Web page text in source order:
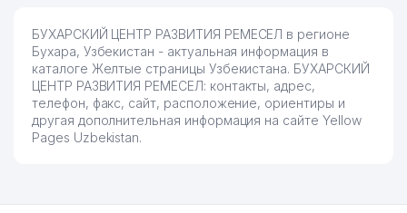
БУХАРСКИЙ ЦЕНТР РАЗВИТИЯ РЕМЕСЕЛ в регионе
Бухара, Узбекистан - актуальная информация в
каталоге Желтые страницы Узбекистана. БУХАРСКИЙ
ЦЕНТР РАЗВИТИЯ РЕМЕСЕЛ: контакты, адрес,
телефон, факс, сайт, расположение, ориентиры и
другая дополнительная информация на сайте Yellow
Pages Uzbekistan.